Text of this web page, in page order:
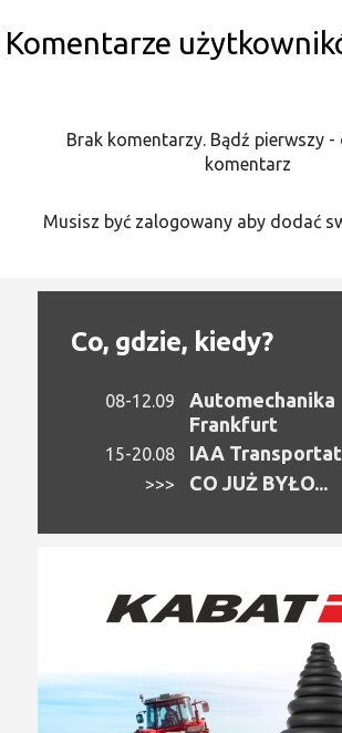
Komentarze
Brak komentarzy. Bądź pierwszy
komentarz
Musisz być zalogowany aby dodać
Co, gdzie, kiedy?
08-12.09
Automechanika
Frankfurt
15-20.08 IAA
>>> CO JUŻ BYŁO...